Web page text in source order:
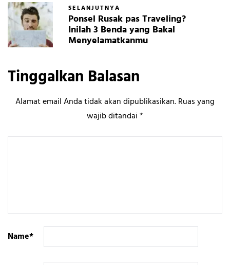
SELANJUTNYA
Ponsel Rusak pas Traveling?
Inilah 3 Benda yang Bakal
Menyelamatkanmu
Tinggalkan Balasan
Alamat email Anda tidak akan dipublikasikan.Ruas yang
wajib ditandai*
Name*